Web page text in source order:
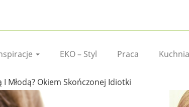
EKO – Styl Praca Kuchnia
I Młodą? Okiem Skończonej Idiotki